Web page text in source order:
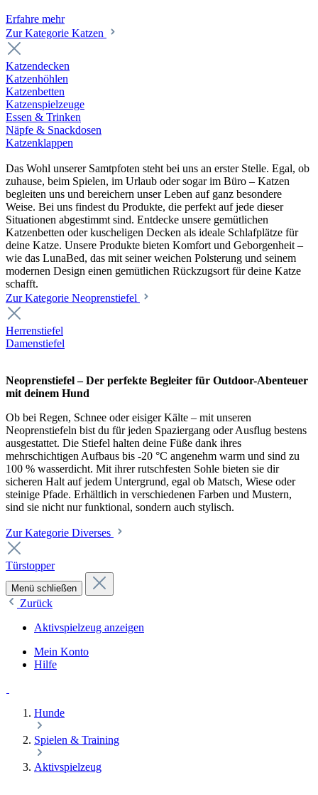
Erfahre mehr
Zur Kategorie Katzen
Katzendecken
Katzenhöhlen
Katzenbetten
Katzenspielzeuge
Essen & Trinken
Näpfe & Snackdosen
Katzenklappen
Das Wohl unserer Samtpfoten steht bei uns an erster Stelle. Egal, ob
zuhause, beim Spielen, im Urlaub oder sogar im Büro – Katzen
begleiten uns und bereichern unser Leben auf ganz besondere
Weise. Bei uns findest du Produkte, die perfekt auf jede dieser
Situationen abgestimmt sind. Entdecke unsere gemütlichen
Katzenbetten oder kuscheligen Decken als ideale Schlafplätze für
deine Katze. Unsere Produkte bieten Komfort und Geborgenheit –
wie das LunaBed, das mit seiner weichen Polsterung und seinem
modernen Design einen gemütlichen Rückzugsort für deine Katze
schafft.
Zur Kategorie Neoprenstiefel
Herrenstiefel
Damenstiefel
Neoprenstiefel – Der perfekte Begleiter für Outdoor-Abenteuer
mit deinem Hund
Ob bei Regen, Schnee oder eisiger Kälte – mit unseren
Neoprenstiefeln bist du für jeden Spaziergang oder Ausflug bestens
ausgestattet. Die Stiefel halten deine Füße dank ihres
mehrschichtigen Aufbaus bis -20 °C angenehm warm und sind zu
100 % wasserdicht. Mit ihrer rutschfesten Sohle bieten sie dir
sicheren Halt auf jedem Untergrund, egal ob Matsch, Wiese oder
steinige Pfade. Erhältlich in verschiedenen Farben und Mustern,
sind sie nicht nur funktional, sondern auch stylisch.
Zur Kategorie Diverses
Türstopper
Menü schließen
Zurück
Aktivspielzeug anzeigen
Mein Konto
Hilfe
Hunde
Spielen & Training
Aktivspielzeug